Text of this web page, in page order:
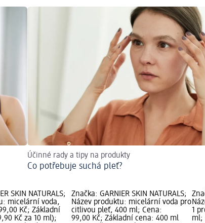
Účinné rady a tipy na produkty
Co potřebuje suchá pleť?
SKIN NATURALS;
micelární voda,
Kč; Základní
Kč za 10 ml);
Značka: GARNIER SKIN NATURALS;
Název produktu: micelární voda pro
citlivou pleť, 400 ml; Cena:
99,00 Kč; Základní cena: 400 ml
1
ml;